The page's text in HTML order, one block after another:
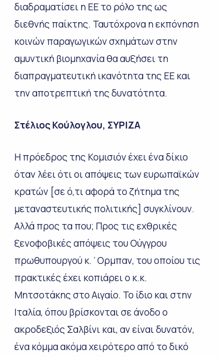
διαδραματίσει η ΕΕ το ρόλο της ως
διεθνής παίκτης. Ταυτόχρονα η εκπόνηση
κοινών παραγωγικών σχημάτων στην
αμυντική βιομηχανία θα αυξήσει τη
διαπραγματευτική ικανότητα της ΕΕ και
την αποτρεπτική της δυνατότητα.
Στέλιος Κούλογλου, ΣΥΡΙΖΑ
Η πρόεδρος της Κομισιόν έχει ένα δίκιο
όταν λέει ότι οι απόψεις των ευρωπαϊκών
κρατών [σε ό,τι αφορά το ζήτημα της
μεταναστευτικής πολιτικής] συγκλίνουν.
Αλλά προς τα που; Προς τις εχθρικές
ξενοφοβικές απόψεις του Ούγγρου
πρωθυπουργού κ.΄Ορμπαν, του οποίου τις
πρακτικές έχει κοπιάρει ο κ.κ.
Μητσοτάκης στο Αιγαίο. Το ίδιο και στην
Ιταλία, όπου βρίσκονται σε άνοδο ο
ακροδεξιός Σαλβίνι και, αν είναι δυνατόν,
ένα κόμμα ακόμα χειρότερο από το δικό